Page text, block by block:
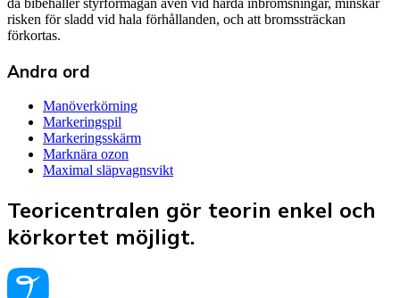
risken för sladd vid hala förhållanden, och att bromssträckan
förkortas.
Andra ord
Manöverkörning
Markeringspil
Markeringsskärm
Marknära ozon
Maximal släpvagnsvikt
Teoricentralen gör teorin enkel och
körkortet möjligt.